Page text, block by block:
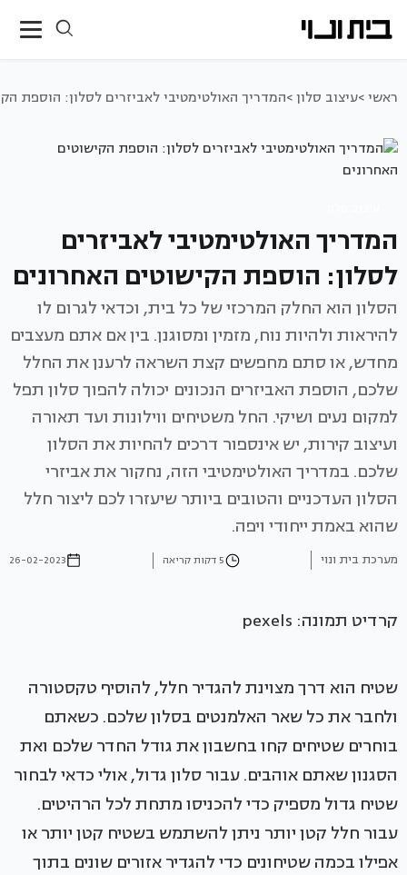
ראשי >עיצוב סלון >המדריך האולטימטיבי לאביזרים לסלון: הוספת
המדריך האולטימטיבי לאביזרים
לסלון: הוספת הקישוטים האחרונים
הסלון הוא החלק המרכזי של כל בית, וכדאי לגרום לו
להיראות ולהיות נוח, מזמין ומסוגנן. בין אם אתם מעצבים
מחדש, או סתם מחפשים קצת השראה לרענן את החלל
שלכם, הוספת האביזרים הנכונים יכולה להפוך סלון תפל
למקום נעים ושיקי. החל משטיחים ווילונות ועד תאורה
ועיצוב קירות, יש אינספור דרכים להחיות את הסלון
שלכם. במדריך האולטימטיבי הזה, נחקור את אביזרי
הסלון העדכניים והטובים ביותר שיעזרו לכם ליצור חלל
שהוא באמת ייחודי ויפה.
מערכת בית ונוי 5 דקות קריאה 26-02-2023
קרדיט תמונה: pexels
שטיח הוא דרך מצוינת להגדיר חלל, להוסיף טקסטורה
ולחבר את כל שאר האלמנטים בסלון שלכם. כשאתם
בוחרים שטיחים קחו בחשבון את גודל החדר שלכם ואת
הסגנון שאתם אוהבים. עבור סלון גדול, אולי כדאי לבחור
שטיח גדול מספיק כדי להכניסו מתחת לכל הרהיטים.
עבור חלל קטן יותר ניתן להשתמש בשטיח קטן יותר או
אפילו בכמה שטיחונים כדי להגדיר אזורים שונים בתוך